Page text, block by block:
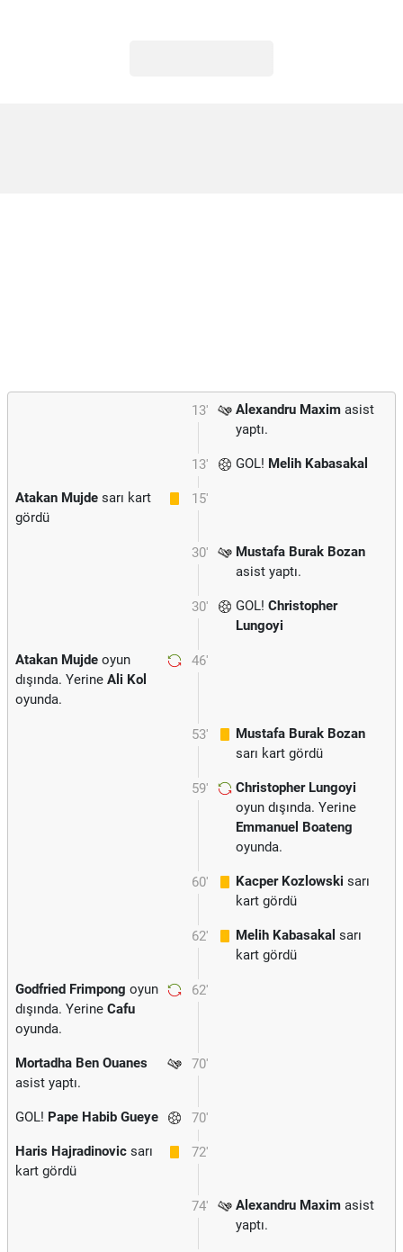
13' Alexandru Maxim asist
yaptı.
13' GOL! Melih Kabasakal
15'
Atakan Mujde sarı kart
gördü
30'
Mustafa Burak Bozan
asist yaptı.
30' GOL! Christopher
Lungoyi
46'
Atakan Mujde oyun
dışında. Yerine Ali Kol
oyunda.
53'
Mustafa Burak Bozan
sarı kart gördü
59'
Christopher Lungoyi
oyun dışında. Yerine
Emmanuel Boateng
oyunda.
60' Kacper Kozlowski sarı
kart gördü
62' Melih Kabasakal sarı
kart gördü
62'
Godfried Frimpong oyun
dışında. Yerine Cafu
oyunda.
70'
Mortadha Ben Ouanes
asist yaptı.
70'
GOL! Pape Habib Gueye
72'
Haris Hajradinovic sarı
kart gördü
74' Alexandru Maxim asist
yaptı.